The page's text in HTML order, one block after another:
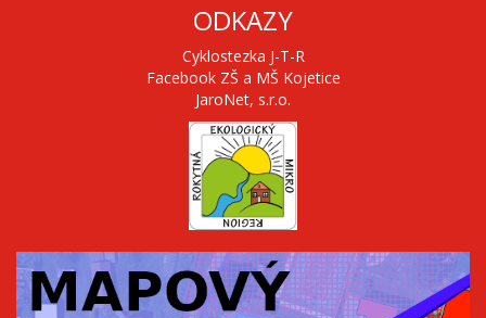
ODKAZY
Cyklostezka J-T-R
Facebook ZŠ a MŠ Kojetice
JaroNet, s.r.o.